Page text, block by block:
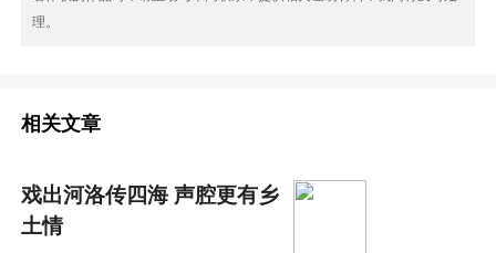
理。
相关文章
戏出河洛传四海 声腔更有乡
土情